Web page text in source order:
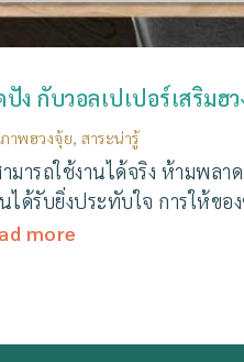
ง กับวอลเปเปอร์เสริมฮว
ภาพฮวงจุ้ย,สาระน่ารู้
ารถใช้งานได้จริง ห้ามพล
รับยิ่งประทับใจ การให้ข
more